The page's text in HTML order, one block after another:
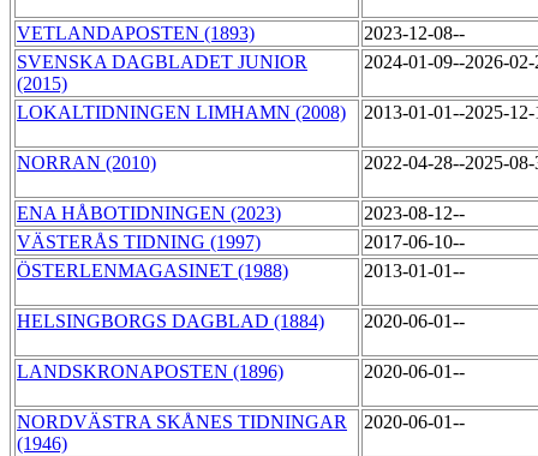
VETLANDAPOSTEN (1893)
2023-12-08--
SVENSKA DAGBLADET JUNIOR
(2015)
2024-01-09--2026-
LOKALTIDNINGEN LIMHAMN (2008) 2013-01-01--2025-
NORRAN (2010) 2022-04-28--2025-
ENA HÅBOTIDNINGEN (2023)
2023-08-12--
VÄSTERÅS TIDNING (1997)
2017-06-10--
ÖSTERLENMAGASINET (1988)
2013-01-01--
HELSINGBORGS DAGBLAD (1884) 2020-06-01--
LANDSKRONAPOSTEN (1896) 2020-06-01--
NORDVÄSTRA SKÅNES TIDNINGAR
(1946)
2020-06-01--